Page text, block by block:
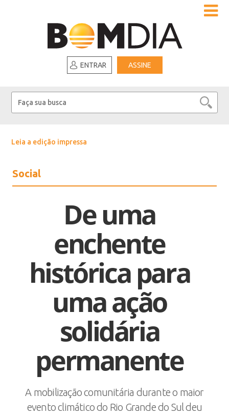
ENTRAR ASSINE
Leia a edição impressa
Social
De uma
enchente
histórica para
uma ação
solidária
permanente
A mobilização comunitária durante o maior
evento climático do Rio Grande do Sul deu